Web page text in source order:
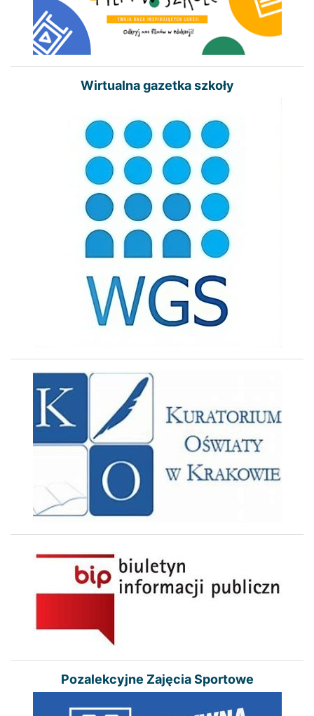
Wirtualna gazetka szkoły
Pozalekcyjne Zajęcia Sportowe